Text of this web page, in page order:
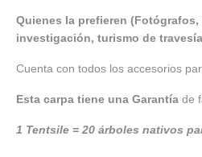
Quienes la prefieren
investigación, turismo de
Cuenta con todos los accesorios
Esta carpa tiene una Garantía de
1 Tentsile = 20 árboles nativos